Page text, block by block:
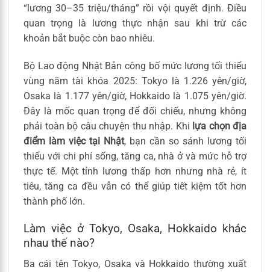
“lương 30–35 triệu/tháng” rồi vội quyết định. Điều
quan trọng là lương thực nhận sau khi trừ các
khoản bắt buộc còn bao nhiêu.
Bộ Lao động Nhật Bản công bố mức lương tối thiểu
vùng năm tài khóa 2025: Tokyo là 1.226 yên/giờ,
Osaka là 1.177 yên/giờ, Hokkaido là 1.075 yên/giờ.
Đây là mốc quan trọng để đối chiếu, nhưng không
phải toàn bộ câu chuyện thu nhập. Khi lựa chọn địa
điểm làm việc tại Nhật, bạn cần so sánh lương tối
thiểu với chi phí sống, tăng ca, nhà ở và mức hỗ trợ
thực tế. Một tỉnh lương thấp hơn nhưng nhà rẻ, ít
tiêu, tăng ca đều vẫn có thể giúp tiết kiệm tốt hơn
thành phố lớn.
Làm việc ở Tokyo, Osaka, Hokkaido khác
nhau thế nào?
Ba cái tên Tokyo, Osaka và Hokkaido thường xuất